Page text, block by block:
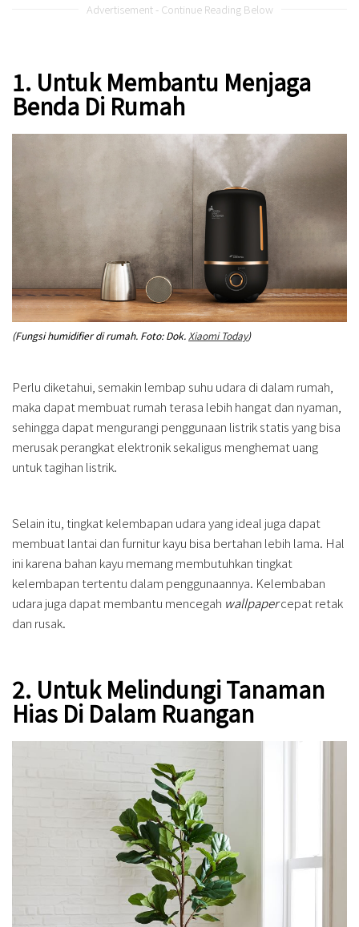
Advertisement - Continue Reading Below
1. Untuk Membantu Menjaga
Benda Di Rumah
(Fungsi humidifier di rumah. Foto: Dok. Xiaomi Today)
Perlu diketahui, semakin lembap suhu udara di dalam rumah,
maka dapat membuat rumah terasa lebih hangat dan nyaman,
sehingga dapat mengurangi penggunaan listrik statis yang bisa
merusak perangkat elektronik sekaligus menghemat uang
untuk tagihan listrik.
Selain itu, tingkat kelembapan udara yang ideal juga dapat
membuat lantai dan furnitur kayu bisa bertahan lebih lama. Hal
ini karena bahan kayu memang membutuhkan tingkat
kelembapan tertentu dalam penggunaannya. Kelembaban
udara juga dapat membantu mencegah wallpapercepat retak
dan rusak.
2. Untuk Melindungi Tanaman
Hias Di Dalam Ruangan